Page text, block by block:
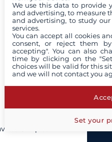
Uniques
We use this data to provide
and advertising, to measure
and advertising, to study
services.
You can accept all cookies
consent, or reject them
accepting". You can also
time by clicking on the
choices will be valid for this
and we will not contact you
Set your